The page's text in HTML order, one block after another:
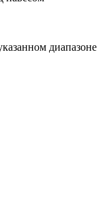
диапазоне